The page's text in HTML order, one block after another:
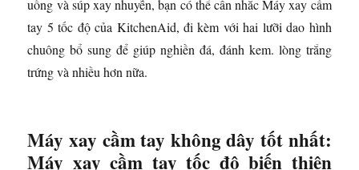
uống và súp xay nhuyễn, bạn có thể cân nhắc Máy xay cầm
tay 5 tốc độ của KitchenAid, đi kèm với hai lưỡi dao hình
chuông bổ sung để giúp nghiền đá, đánh kem. lòng trắng
trứng và nhiều hơn nữa.
Máy xay cầm tay không dây tốt nhất:
Máy xay cầm tay tốc độ biến thiên